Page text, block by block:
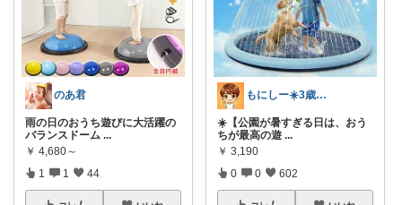
のあ君
雨の日のおうち遊びに大活躍の
バランスドーム ...
￥ 4,680～
1 1 44
もにしー☀️3歳娘と0歳息子のパパ🧡
☀️【公園が暑すぎる日は、おう
ちが最高の遊 ...
￥ 3,190
0 0 602